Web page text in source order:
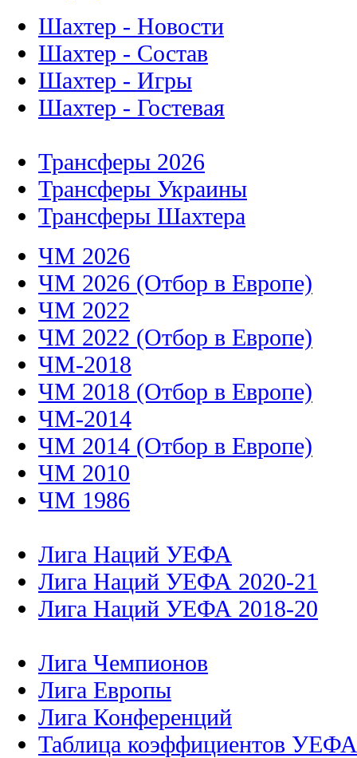
Шахтер - Новости
Шахтер - Состав
Шахтер - Игры
Шахтер - Гостевая
Трансферы 2026
Трансферы Украины
Трансферы Шахтера
ЧМ 2026
ЧМ 2026 (Отбор в Европе)
ЧМ 2022
ЧМ 2022 (Отбор в Европе)
ЧМ-2018
ЧМ 2018 (Отбор в Европе)
ЧМ-2014
ЧМ 2014 (Отбор в Европе)
ЧМ 2010
ЧМ 1986
Лига Наций УЕФА
Лига Наций УЕФА 2020-21
Лига Наций УЕФА 2018-20
Лига Чемпионов
Лига Европы
Лига Конференций
Таблица коэффициентов УЕФА